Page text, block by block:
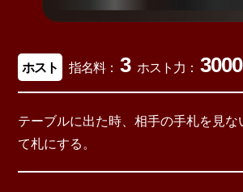
ホスト 指名料： 3 ホスト力： 3000
テーブルに出た時、相手の手札を見な
て札にする。